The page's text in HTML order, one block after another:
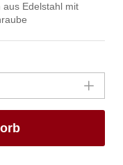
aus Edelstahl mit